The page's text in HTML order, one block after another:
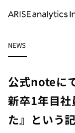
ARISE analyticsとはト
ミッション・バリュー
働きがいのある会社づ
サービス
提供サービストップ
カスタマーサポート改
ドローン・ビジネス活
データ・AI人材育成支
実績
データドリブン改革
新規事業の立ち上げ支
データ分析基盤の構
企業情報
企業情報トップ
会社概要
CEOメッセージ
サステナビリティ
お問い合わせ
ニュース
ニューストップ
インフォメーション
プレスリリース
イベント
技術情報
技術情報トップ
TECH BLOG
PAPER
採用
採用トップ
新卒採用
NEWS
公式noteに
新卒1年目
た』という